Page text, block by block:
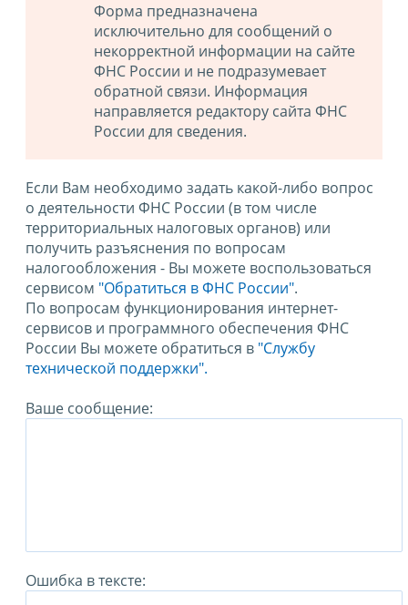
Форма предназначена
исключительно для сообщений о
некорректной информации на сайте
ФНС России и не подразумевает
обратной связи. Информация
направляется редактору сайта ФНС
России для сведения.
Если Вам необходимо задать какой-либо вопрос
о деятельности ФНС России (в том числе
территориальных налоговых органов) или
получить разъяснения по вопросам
налогообложения - Вы можете воспользоваться
сервисом "Обратиться в ФНС России".
По вопросам функционирования интернет-
сервисов и программного обеспечения ФНС
России Вы можете обратиться в "Службу
технической поддержки".
Ваше сообщение:
Ошибка в тексте: